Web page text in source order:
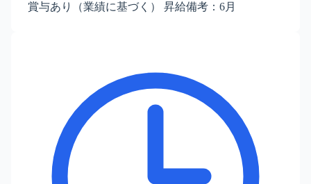
賞与あり（業績に基づく） 昇給備考：6月